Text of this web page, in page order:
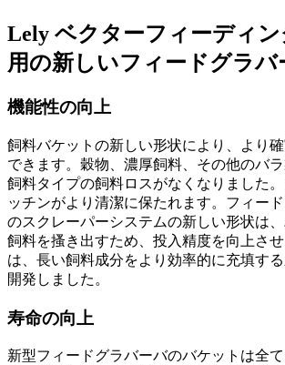
Lely ベクターフィーディ
用の新しいフィードグラバ
機能性の向上
飼料バケットの新しい形状により、より
できます。穀物、濃厚飼料、その他のバ
飼料タイプの飼料ロスがなくなりました
ッチンがより清潔に保たれます。フィー
のスクレーパーシステムの新しい形状は
飼料を搔き出すため、投入精度を向上さ
は、長い飼料成分をより効率的に充填す
開発しました。
寿命の向上
新型フィードグラバーバのバケットは全